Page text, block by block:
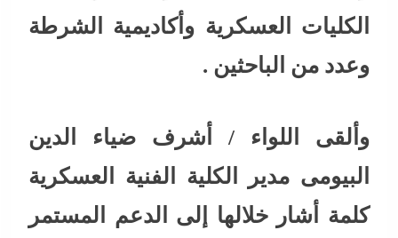
الكليات العسكرية وأكاديمية الشرطة
وعدد من الباحثين .
وألقى اللواء / أشرف ضياء الدين
البيومى مدير الكلية الفنية العسكرية
كلمة أشار خلالها إلى الدعم المستمر